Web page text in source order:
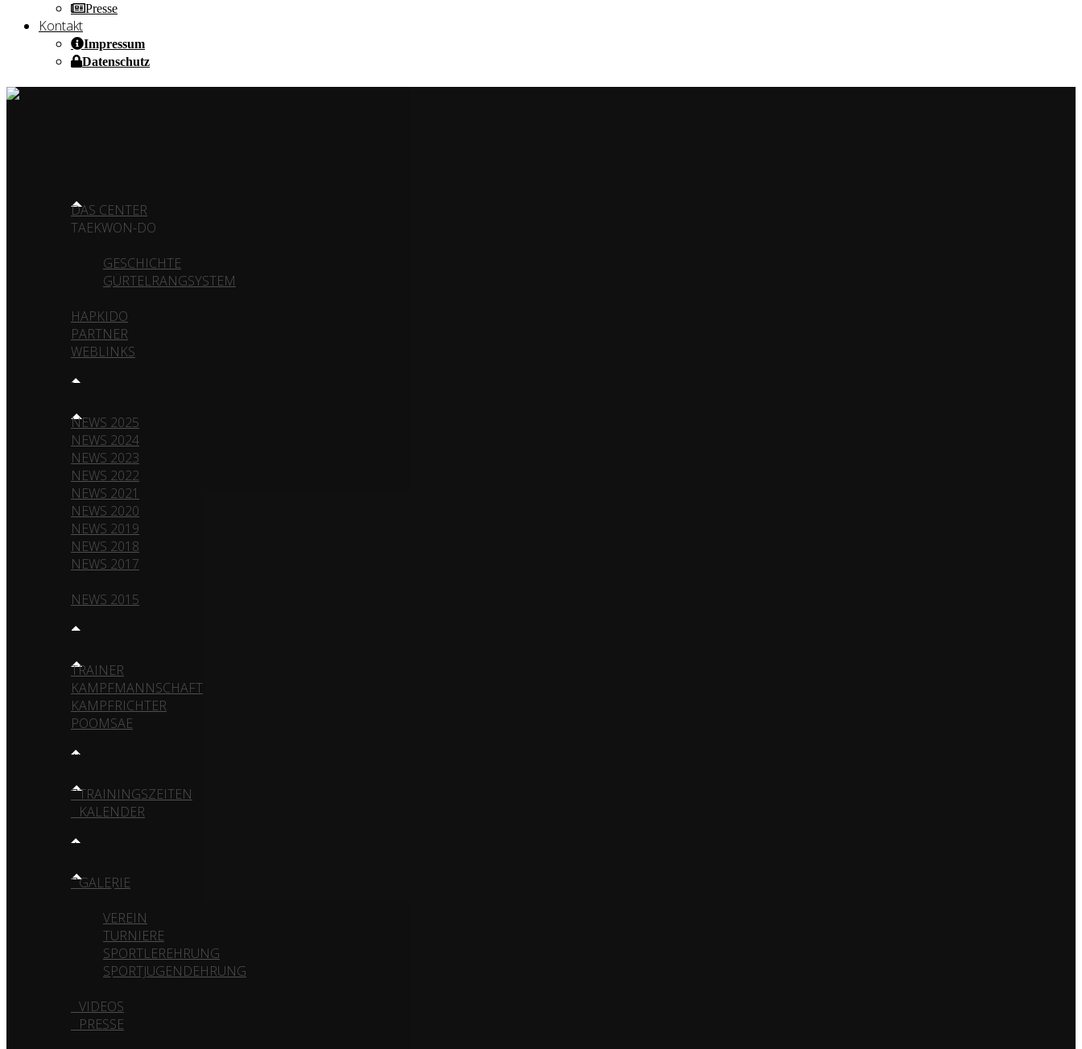
Presse
Kontakt
Impressum
Datenschutz
DAS CENTER
TAEKWON-DO
GESCHICHTE
GÜRTELRANGSYSTEM
HAPKIDO
PARTNER
WEBLINKS
NEWS
NEWS 2025
NEWS 2024
NEWS 2023
NEWS 2022
NEWS 2021
NEWS 2020
NEWS 2019
NEWS 2018
NEWS 2017
NEWS 2015
TEAM
TRAINER
KAMPFMANNSCHAFT
KAMPFRICHTER
POOMSAE
TRAINING
TRAININGSZEITEN
KALENDER
MEDIA
GALERIE
VEREIN
TURNIERE
SPORTLEREHRUNG
SPORTJUGENDEHRUNG
VIDEOS
PRESSE